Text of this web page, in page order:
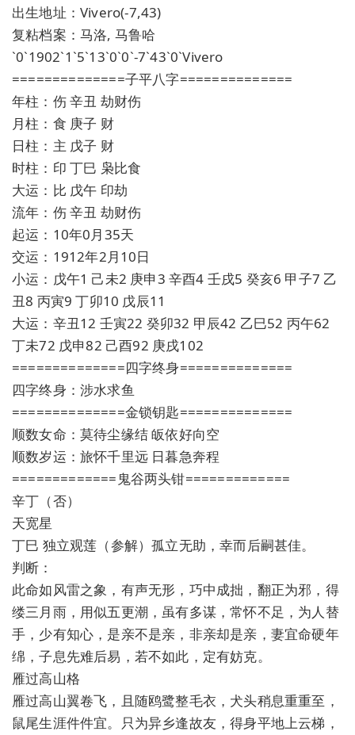
出生地址：Vivero(-7,43)
复粘档案：马洛, 马鲁哈
`0`1902`1`5`13`0`0`-7`43`0`Vivero
==============子平八字==============
年柱：伤 辛丑 劫财伤
月柱：食 庚子 财
日柱：主 戊子 财
时柱：印 丁巳 枭比食
大运：比 戊午 印劫
流年：伤 辛丑 劫财伤
起运：10年0月35天
交运：1912年2月10日
小运：戊午1 己未2 庚申3 辛酉4 壬戌5 癸亥6 甲子7 乙
丑8 丙寅9 丁卯10 戊辰11
大运：辛丑12 壬寅22 癸卯32 甲辰42 乙巳52 丙午62
丁未72 戊申82 己酉92 庚戌102
==============四字终身==============
四字终身：涉水求鱼
==============金锁钥匙==============
顺数女命：莫待尘缘结 皈依好向空
顺数岁运：旅怀千里远 日暮急奔程
=============鬼谷两头钳=============
辛丁（否）
天宽星
丁巳 独立观莲（参解）孤立无助，幸而后嗣甚佳。
判断：
此命如风雷之象，有声无形，巧中成拙，翻正为邪，得
缕三月雨，用似五更潮，虽有多谋，常怀不足，为人替
手，少有知心，是亲不是亲，非亲却是亲，妻宜命硬年
绵，子息先难后易，若不如此，定有妨克。
雁过高山格
雁过高山翼卷飞，且随鸥鹭整毛衣，犬头稍息重重至，
鼠尾生涯件件宜。只为异乡逢故友，得身平地上云梯，